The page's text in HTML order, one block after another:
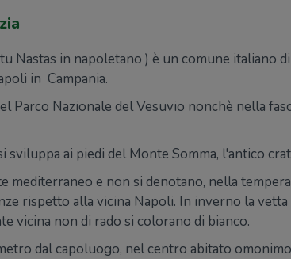
Nastas in napoletano ) è un comune italiano
in Campania.
Parco Nazionale del Vesuvio nonchè nella
sviluppa ai piedi del Monte Somma, l'antico
mediterraneo e non si denotano, nella
rispetto alla vicina Napoli. In inverno la vetta
vicina non di rado si colorano di bianco.
dal capoluogo, nel centro abitato